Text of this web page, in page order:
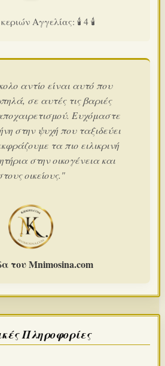
Αγγελίας: 🕯️ 4 🕯️
αντίο είναι αυτό που
σε αυτές τις βαριές
Ευχόμαστε
στην ψυχή που ταξιδεύει
τα πιο ειλικρινή
στην οικογένεια και
οικείους."
του Mnimosina.com
Πληροφορίες